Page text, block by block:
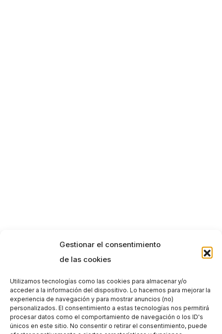
Gestionar el consentimiento
de las cookies
Utilizamos tecnologías como las cookies para almacenar y/o
acceder a la información del dispositivo. Lo hacemos para mejorar la
experiencia de navegación y para mostrar anuncios (no)
personalizados. El consentimiento a estas tecnologías nos permitirá
procesar datos como el comportamiento de navegación o los ID's
únicos en este sitio. No consentir o retirar el consentimiento, puede